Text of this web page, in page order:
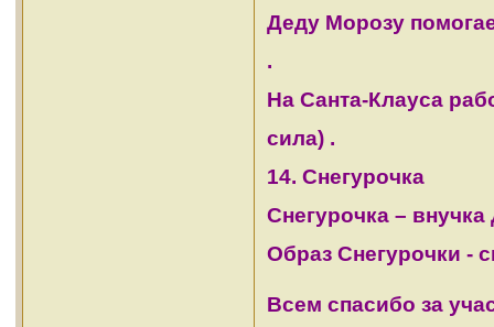
Деду Морозу
.
На Санта-Клауса
сила) .
14. Снегурочка
Снегурочка –
Образ Снегурочки -
Всем спасибо за